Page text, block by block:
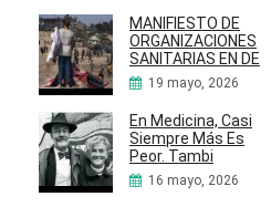
MANIFIESTO DE
ORGANIZACIONES
SANITARIAS EN DE
19 mayo, 2026
En Medicina, Casi
Siempre Más Es
Peor. Tambi
16 mayo, 2026